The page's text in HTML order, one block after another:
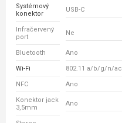
Systémový
konektor
USB-C
Infračervený
port
Ne
Bluetooth Ano
Wi-Fi 802.11 a/b/g/n/ac
NFC Ano
Konektor jack
3,5mm
Ano